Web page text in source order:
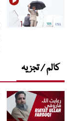
کالم / تجزیہ